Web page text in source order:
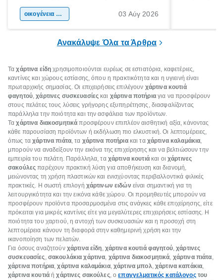
χώρας. Είτε πρόκειται για λίγες μέρες
οικογένεια & παιδί 03 Αύγ 2026
Ανακάλυψε Όλα τα Άρθρα
Ταχάρτινα είδη χρησιμοποιούνται ευρέως σε εστιατόρια, καφετέριες,
καντίνες και χώρους εστίασης, όπου η πρακτικότητα και η υγιεινή είναι
πρωταρχικής σημασίας. Οι επιχειρήσεις επιλέγουν χάρτινα κουτιά
φαγητού,χάρτινες συσκευασίες και χάρτινα ποτήριαγια να προσφέρουν
στους πελάτες τους λύσεις γρήγορης εξυπηρέτησης, διασφαλίζοντας
παράλληλα την ποιότητα και την ασφάλεια των προϊόντων.
Ταχάρτινα διακοσμητικά προσφέρουν επιπλέον αισθητική αξία, κάνοντας
κάθε παρουσίαση προϊόντων ή εκδήλωση πιο ελκυστική. Οι λεπτομέρειες,
όπως ταχάρτινα πιάτα, τα χάρτινα ποτήριακαι τα χάρτινα καλαμάκια,
μπορούν να αναδείξουν την εικόνα της επιχείρησης και να βελτιώσουν την
εμπειρία του πελάτη. Παράλληλα, τα χάρτινα κουτιάκαι οι χάρτινες
σακούλες παρέχουν πρακτική λύση για αποθήκευση και διανομή,
μειώνοντας τη χρήση πλαστικών και ενισχύοντας περιβαλλοντικά φιλικές
πρακτικές. Η σωστή επιλογή χάρτινων ειδών είναι σημαντική για τη
λειτουργικότητα και την εικόνα κάθε χώρου. Οι προμηθευτές μπορούν να
προσφέρουν προϊόντα προσαρμοσμένα στις ανάγκες κάθε επιχείρησης, είτε
πρόκειται για μικρές καντίνες είτε για μεγαλύτερες επιχειρήσεις εστίασης. Η
ποιότητα του χαρτιού, η αντοχή των συσκευασιών και η προσοχή στη
λεπτομέρεια κάνουν τη διαφορά στην καθημερινή χρήση και την
ικανοποίηση των πελατών.
Για όσους αναζητούν χάρτινα είδη, χάρτινα κουτιά φαγητού,χάρτινες
συσκευασίες, σακουλάκια χάρτινα, χάρτινα διακοσμητικά, χάρτινα πιάτα,
χάρτινα ποτήρια,χάρτινα καλαμάκια,χάρτινα μπολ,χάρτινα καπάκια,
χάρτινα κουτιάήχάρτινες σακούλες, οεπαγγελματικός κατάλογοςτου